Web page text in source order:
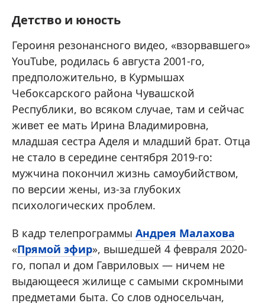
Детство и юность
Героиня резонансного видео, «взорвавшего»
YouTube, родилась 6 августа 2001-го,
предположительно, в Курмышах
Чебоксарского района Чувашской
Республики, во всяком случае, там и сейчас
живет ее мать Ирина Владимировна,
младшая сестра Аделя и младший брат. Отца
не стало в середине сентября 2019-го:
мужчина покончил жизнь самоубийством,
по версии жены, из-за глубоких
психологических проблем.
В кадр телепрограммы Андрея Малахова
«Прямой эфир», вышедшей 4 февраля 2020-
го, попал и дом Гавриловых — ничем не
выдающееся жилище с самыми скромными
предметами быта. Со слов односельчан,